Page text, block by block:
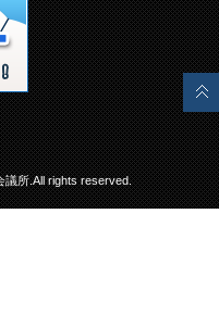
議所.All rights reserved.